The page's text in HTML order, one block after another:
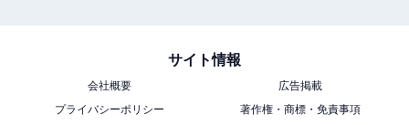
サイト情報
会社概要
広告掲載
プライバシーポリシー
著作権・商標・免責事項